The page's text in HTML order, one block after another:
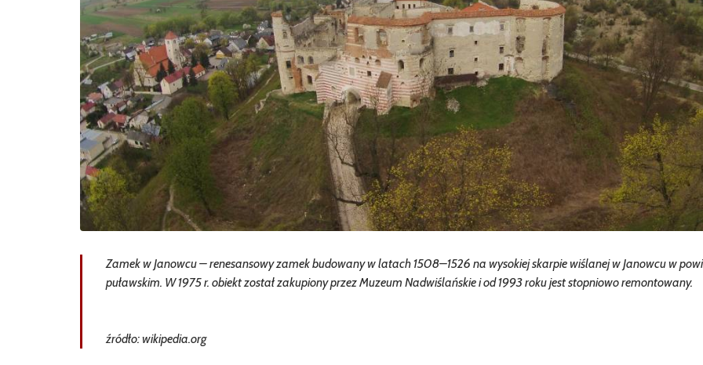
Zamek w Janowcu – renesansowy zamek budowany w latach 1508–1526 na wysokiej skarpie wiślanej w Janowcu w
puławskim. W 1975 r. obiekt został zakupiony przez Muzeum Nadwiślańskie i od 1993 roku jest stopniowo remontowany.
źródło: wikipedia.org